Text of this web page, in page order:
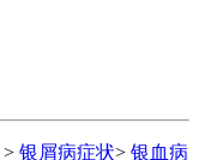
> 银屑病症状> 银血病